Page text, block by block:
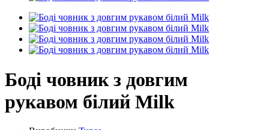
Боді човник з довгим
рукавом білий Milk